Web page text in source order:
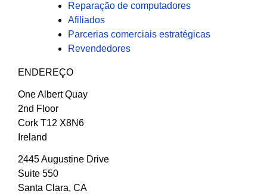
Reparação de computadores
Afiliados
Parcerias comerciais estratégicas
Revendedores
ENDEREÇO
One Albert Quay
2nd Floor
Cork T12 X8N6
Ireland
2445 Augustine Drive
Suite 550
Santa Clara, CA